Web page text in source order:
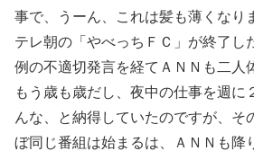
事で、うーん、これは髪も薄くなり
テレ朝の「やべっちＦＣ」が終了し
例の不適切発言を経てＡＮＮも二人
もう歳も歳だし、夜中の仕事を週に
んな、と納得していたのですが、そ
ぼ同じ番組は始まるは、ＡＮＮも降